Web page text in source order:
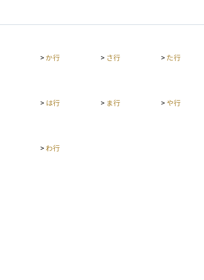
>か行 > さ行 > た行
> は行 > ま行 > や行
> わ行